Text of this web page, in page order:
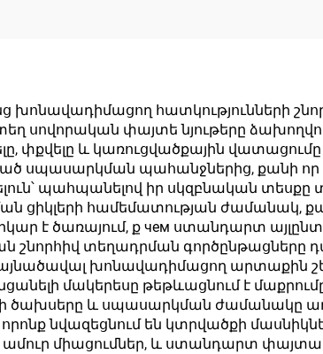
խոնավադիմացող հատկությունների
սովորական փայտե նյութերը
փքվելը և կառուցվածքային
սպասարկման պահանջներից, քանի որ
պահպանելով իր սկզբնական տեսքը
ցիկլերի համեմատության ժամանակ,
է ծառայում, ք чем ստանդարտ
շնորհիվ տեղադրման գործընթացները
խոնավադիմացող արտաքին
մակերեսը թեթևացնում է
ծախսերը և սպասարկման ժամանակը
նվազեցնում են կտրվածքի
ամուր միացումներ, և ստանդարտ